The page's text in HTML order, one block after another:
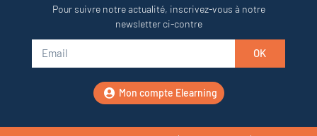
Pour suivre notre actualité, inscrivez-vous à notre
newsletter ci-contre
OK
Mon compte Elearning